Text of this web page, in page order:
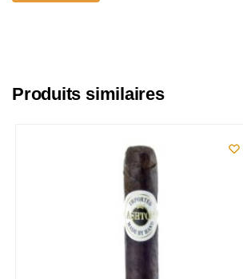
Produits similaires